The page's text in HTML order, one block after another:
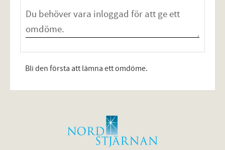
Bli den första att lämna ett omdöme.